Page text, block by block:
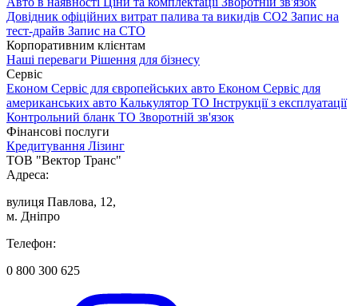
Довідник офіційних витрат палива та викидів СО2 Запис на
тест-драйв Запис на СТО
Корпоративним клієнтам
Наші переваги Рішення для бізнесу
Сервіс
Економ Сервіс для європейських авто Економ Сервіс для
американських авто Калькулятор ТО Інструкції з експлуатації
Контрольний бланк ТО Зворотній зв'язок
Фінансові послуги
Кредитування Лізинг
ТОВ "Вектор Транс"
Адреса:
вулиця Павлова, 12,
м. Дніпро
Телефон:
0 800 300 625